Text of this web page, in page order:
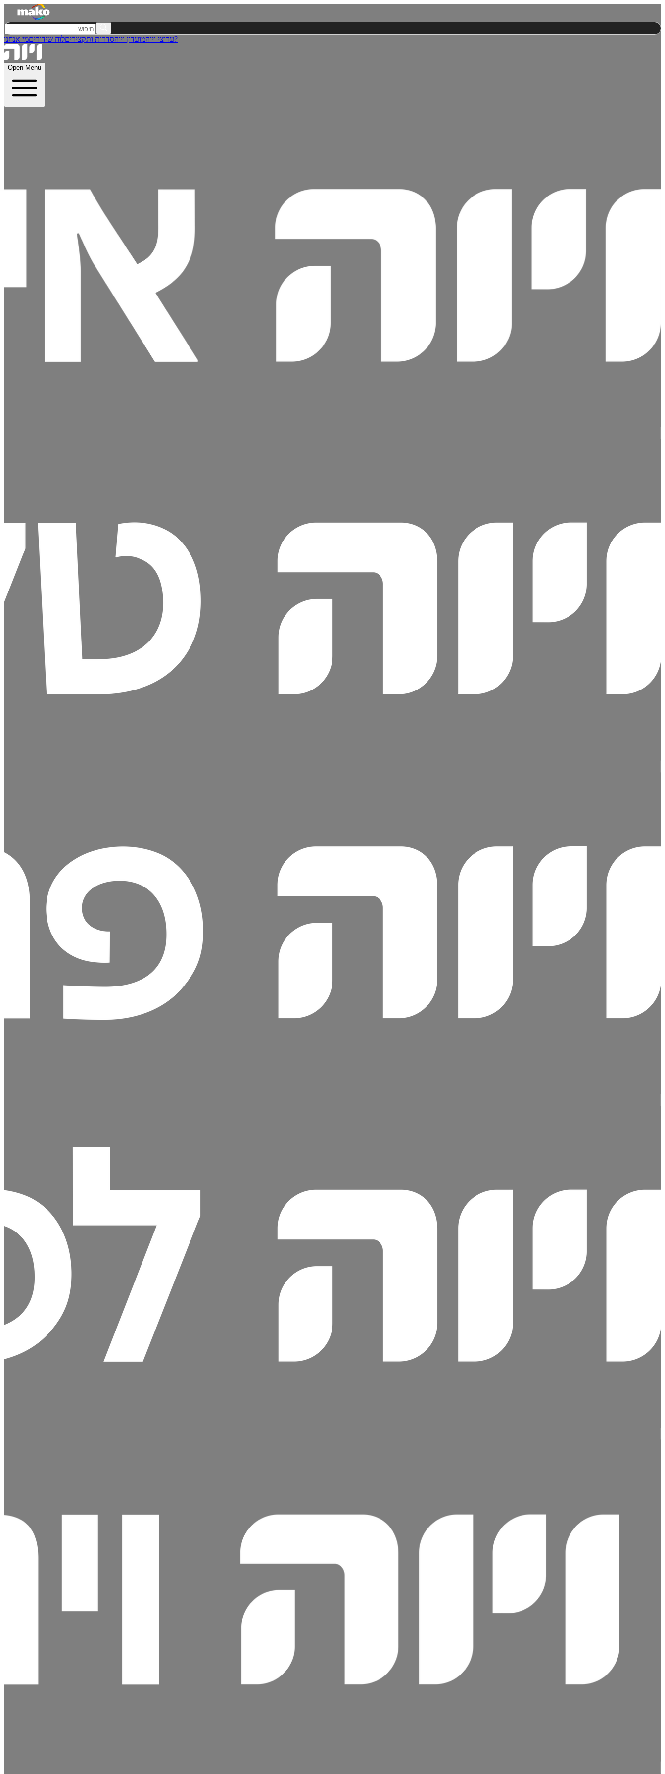
ערוצי ויוהמועדון ויוהסדרות ותקציריםלוח שידורים מי אנחנו?
Open Menu